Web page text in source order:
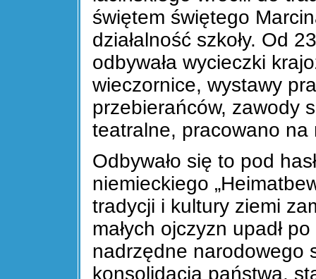
świętem świętego
działalność szkoły. Od
odbywała wycieczki
wieczornice, wystawy
przebierańców, zawody
teatralne, pracowano na
Odbywało się to pod
niemieckiego
tradycji i kultury ziemi
małych ojczyzn upadł
nadrzędne narodowego
konsolidacja państwa,